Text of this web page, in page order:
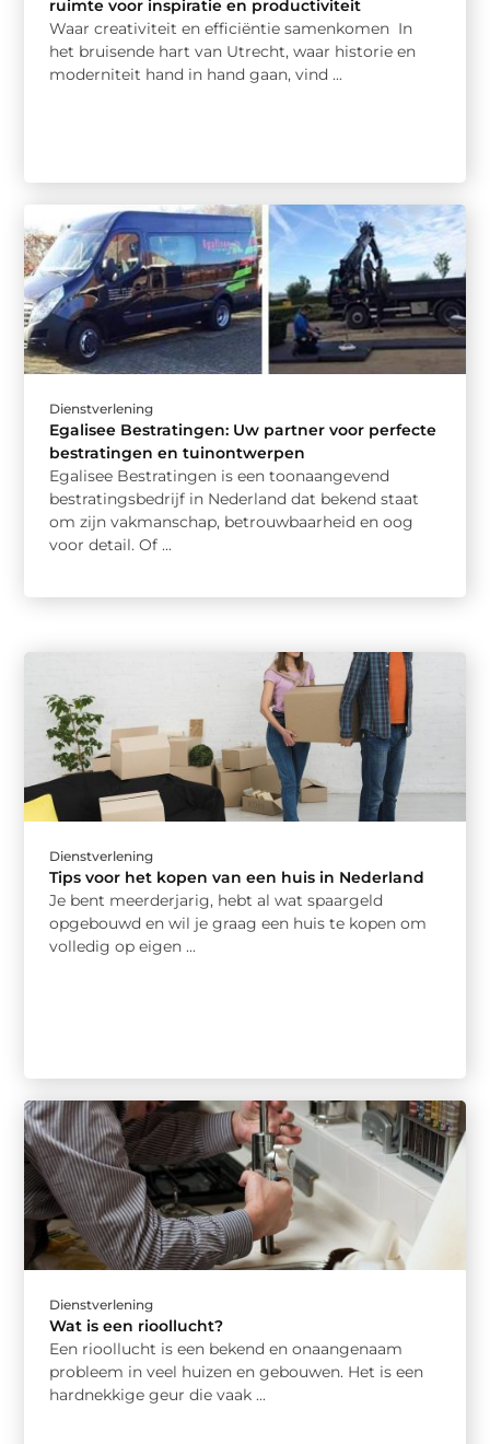
ruimte voor inspiratie en productiviteit
Waar creativiteit en efficiëntie samenkomen In
het bruisende hart van Utrecht, waar historie en
moderniteit hand in hand gaan, vind ...
Dienstverlening
Egalisee Bestratingen: Uw partner voor perfecte
bestratingen en tuinontwerpen
Egalisee Bestratingen is een toonaangevend
bestratingsbedrijf in Nederland dat bekend staat
om zijn vakmanschap, betrouwbaarheid en oog
voor detail. Of ...
Dienstverlening
Tips voor het kopen van een huis in Nederland
Je bent meerderjarig, hebt al wat spaargeld
opgebouwd en wil je graag een huis te kopen om
volledig op eigen ...
Dienstverlening
Wat is een rioollucht?
Een rioollucht is een bekend en onaangenaam
probleem in veel huizen en gebouwen. Het is een
hardnekkige geur die vaak ...